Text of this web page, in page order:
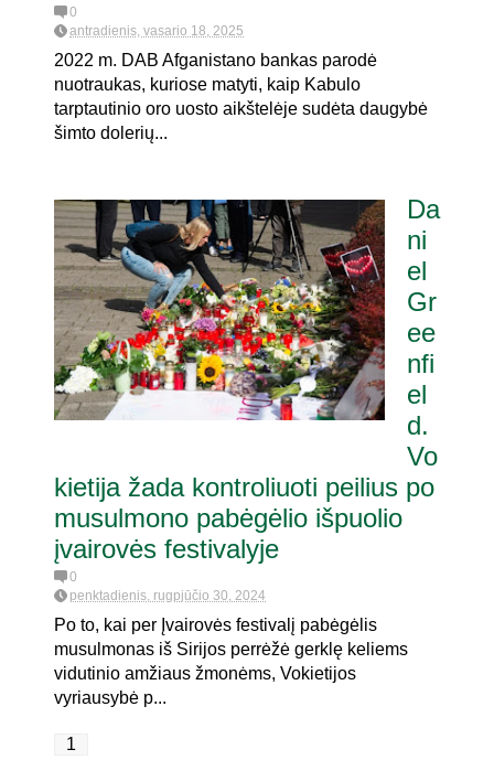
0
antradienis, vasario 18, 2025
2022 m. DAB Afganistano bankas parodė
nuotraukas, kuriose matyti, kaip Kabulo
tarptautinio oro uosto aikštelėje sudėta daugybė
šimto dolerių...
Da
ni
el
Gr
ee
nfi
el
d.
Vo
kietija žada kontroliuoti peilius po
musulmono pabėgėlio išpuolio
įvairovės festivalyje
0
penktadienis, rugpjūčio 30, 2024
Po to, kai per Įvairovės festivalį pabėgėlis
musulmonas iš Sirijos perrėžė gerklę keliems
vidutinio amžiaus žmonėms, Vokietijos
vyriausybė p...
1